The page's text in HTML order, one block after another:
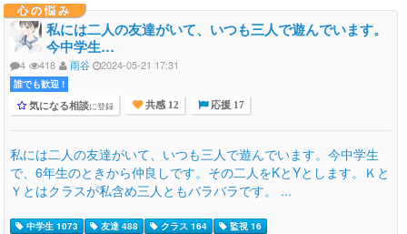
心の悩み
私には二人の友達がいて、いつも三人で遊んでいます。
今中学生…
4 418 雨谷 2024-05-21 17:31
誰でも歓迎 !
気になる相談に登録 共感 12 応援 17
私には二人の友達がいて、いつも三人で遊んでいます。今中学生
で、6年生のときから仲良しです。その二人をKとYとします。Ｋと
Ｙとはクラスが私含め三人ともバラバラです。 ...
中学生 1073 友達 488 クラス 164 監視 16